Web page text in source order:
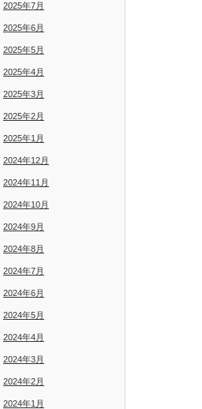
2025年7月
2025年6月
2025年5月
2025年4月
2025年3月
2025年2月
2025年1月
2024年12月
2024年11月
2024年10月
2024年9月
2024年8月
2024年7月
2024年6月
2024年5月
2024年4月
2024年3月
2024年2月
2024年1月